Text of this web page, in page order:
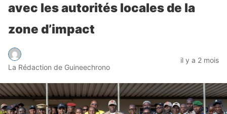
avec les autorités locales de la
zone d’impact
La Rédaction de Guineechrono
il y a 2 mois